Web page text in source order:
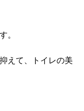
。
えて、トイレの美